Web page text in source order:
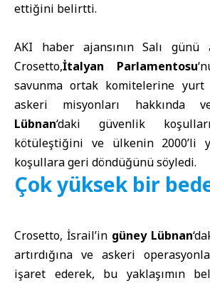
ettiğini belirtti.
AKI haber ajansının Salı günü
Crosetto,İtalyan Parlamentosu
savunma ortak komitelerine yurt
askeri misyonları hakkında
Lübnan‘daki güvenlik
kötüleştiğini ve ülkenin 2000’li
koşullara geri döndüğünü söyledi.
Çok yüksek bir
Crosetto, İsrail’in güney Lübnan
artırdığına ve askeri
işaret ederek, bu yaklaşımın